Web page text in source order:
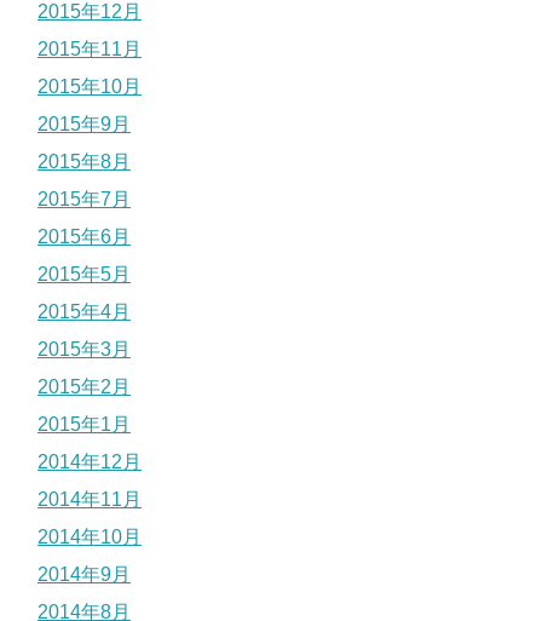
2015年12月
2015年11月
2015年10月
2015年9月
2015年8月
2015年7月
2015年6月
2015年5月
2015年4月
2015年3月
2015年2月
2015年1月
2014年12月
2014年11月
2014年10月
2014年9月
2014年8月